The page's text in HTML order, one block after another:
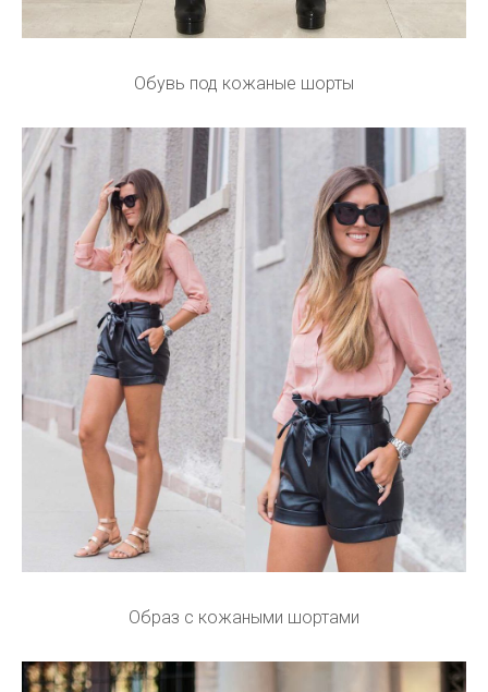
Обувь под кожаные шорты
Образ с кожаными шортами